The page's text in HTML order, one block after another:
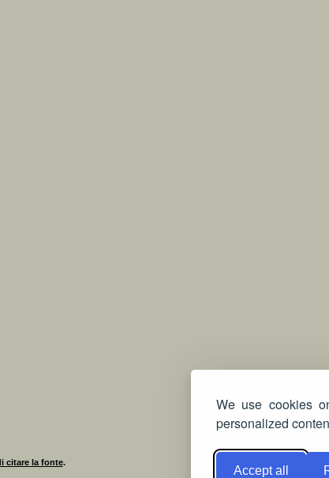
We use cookies
personalized
Accept all
citare la fonte.